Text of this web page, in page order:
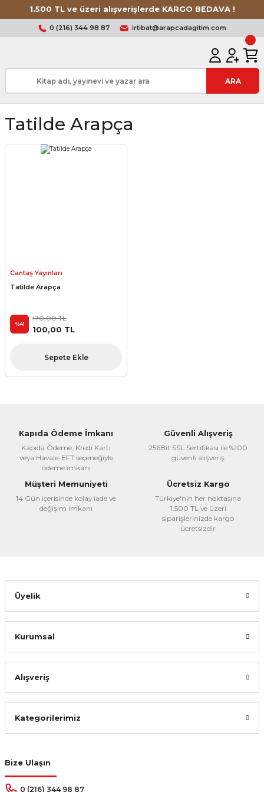
1.500 TL ve üzeri alışverişlerde KARGO BEDAVA !
0 (216) 344 98 87 irtibat@arapcadagitim.com
ARA
Tatilde Arapça
Cantaş Yayınları
Tatilde Arapça
%41
170,00 TL
100,00 TL
Sepete Ekle
Kapıda Ödeme İmkanı
Kapıda Ödeme, Kredi Kartı
veya Havale-EFT seçeneğiyle
ödeme imkanı
Güvenli Alışveriş
256Bit SSL Sertifikası ile %100
güvenli alışveriş
Müşteri Memuniyeti
14 Gün içerisinde kolay iade ve
değişim imkanı
Ücretsiz Kargo
Türkiye'nin her noktasına
1.500 TL ve üzeri
siparişlerinizde kargo
ücretsizdir
Bize Ulaşın
0 (216) 344 98 87
Üyelik
Kurumsal
Alışveriş
Kategorilerimiz